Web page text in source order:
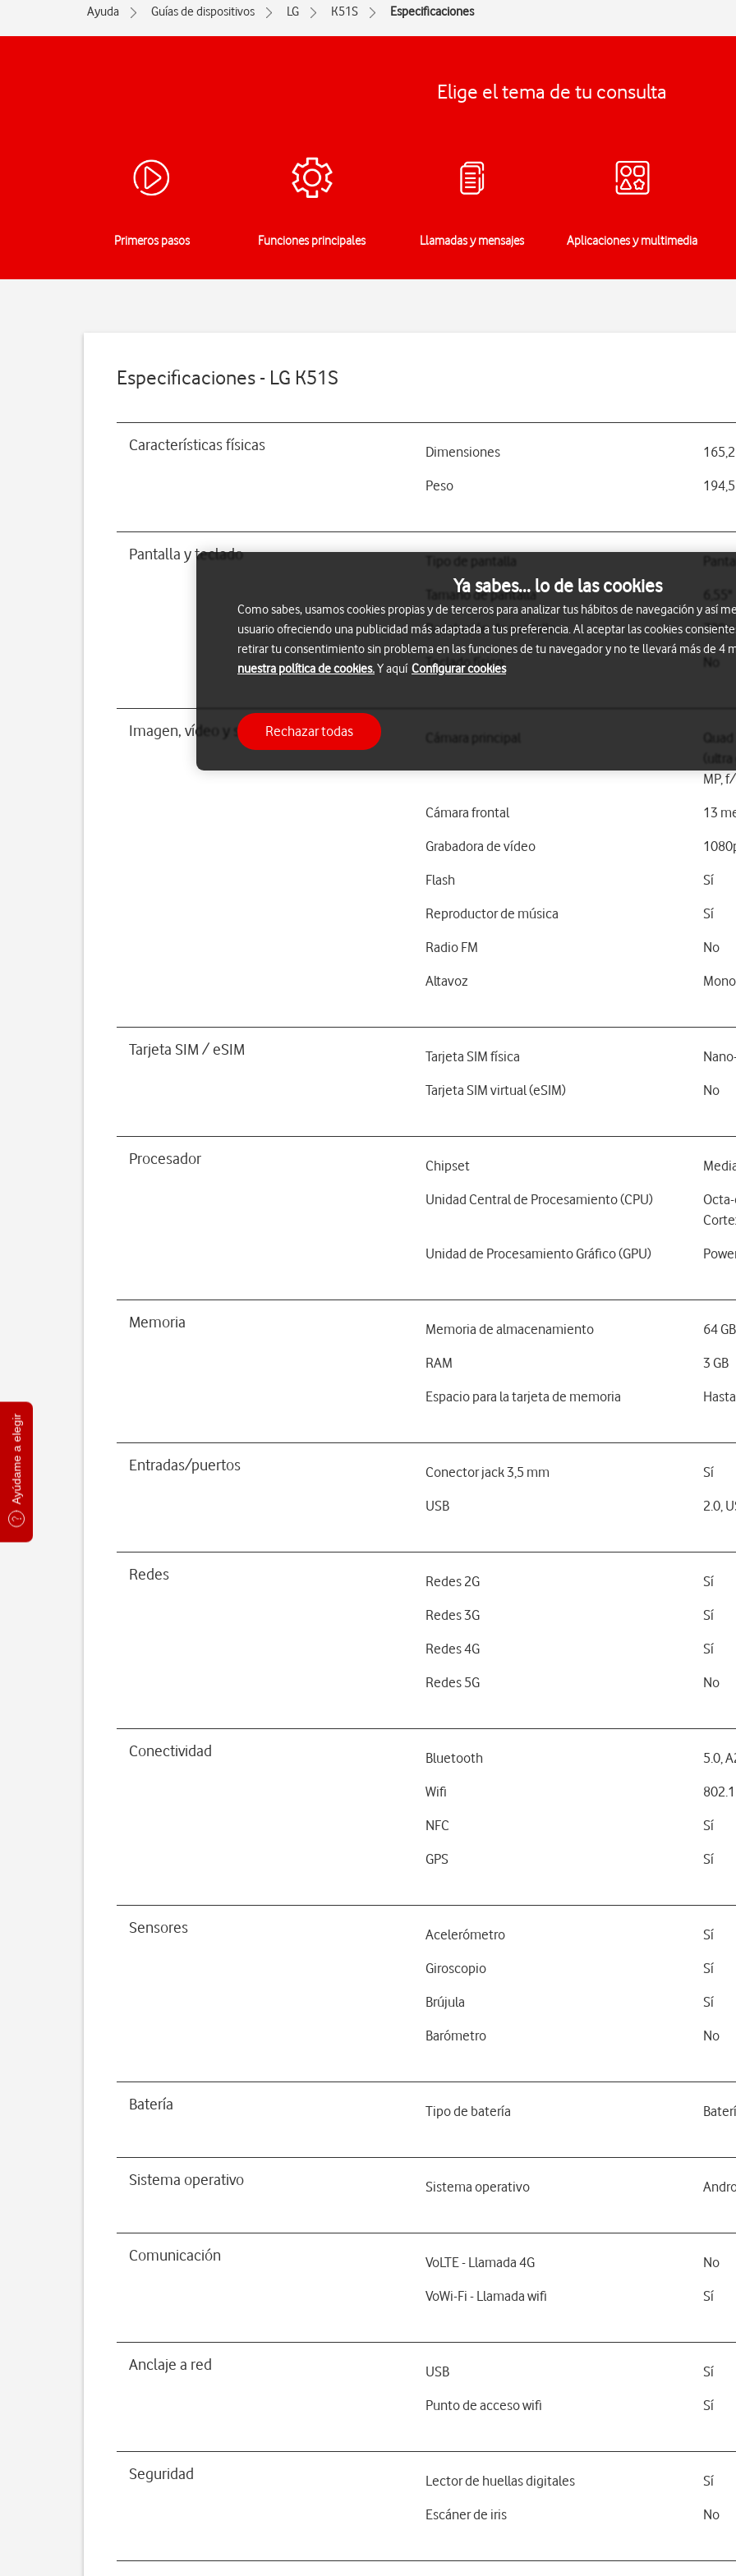
Ayúdame a elegir
Ayuda Guías de dispositivos LG K51S Especificaciones
Elige el tema de tu consulta
Primeros pasos Funciones principales Llamadas y mensajes Aplicaciones y multimedia
Especificaciones - LG K51S
Características físicas Dimensiones
Peso
Pantalla y teclado
Tamaño de pantalla
Resolución de pantalla 720
Teclado físico
Imagen, vídeo y sonido
MP,
Cámara frontal 13
Grabadora de vídeo
Flash Sí
Reproductor de música Sí
Radio FM No
Altavoz Mono
Tarjeta SIM / eSIM Tarjeta SIM física
Tarjeta SIM virtual (eSIM) No
Procesador Chipset
Unidad Central de Procesamiento (CPU)
Unidad de Procesamiento Gráfico (GPU)
Memoria Memoria de almacenamiento 64 GB
RAM 3 GB
Espacio para la tarjeta de memoria
Entradas/puertos Conector jack 3,5 mm Sí
USB 2.0,
Redes Redes 2G Sí
Redes 3G Sí
Redes 4G Sí
Redes 5G No
Conectividad Bluetooth 5.0,
Wifi
NFC Sí
GPS Sí
Sensores Acelerómetro Sí
Giroscopio Sí
Brújula Sí
Barómetro No
Batería Tipo de batería
Sistema operativo Sistema operativo
Comunicación VoLTE - Llamada 4G No
VoWi-Fi - Llamada wifi Sí
Anclaje a red USB Sí
Punto de acceso wifi Sí
Seguridad Lector de huellas digitales Sí
Escáner de iris No
Ya sabes... lo de las cookies
Como sabes, usamos cookies propias y de terceros para analizar tus hábitos de navegación y así
usuario ofreciendo una publicidad más adaptada a tus preferencia. Al aceptar las cookies
retirar tu consentimiento sin problema en las funciones de tu navegador y no te llevará más de 4
nuestra política de cookies.Y aquí Configurar cookies
Rechazar todas